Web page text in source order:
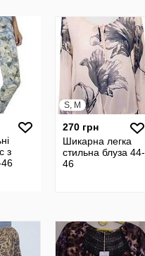
з
S, M
270 грн
Шикарна легка
стильна блуза 44-
46